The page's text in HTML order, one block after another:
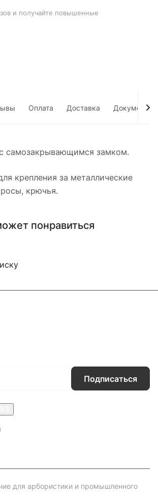
и получайте повышенные
Оплата Доставка Документы
самозакрывающимся замком.
крепления за металлические
крючья.
понравиться
Подписаться
для арбористики и промышленного